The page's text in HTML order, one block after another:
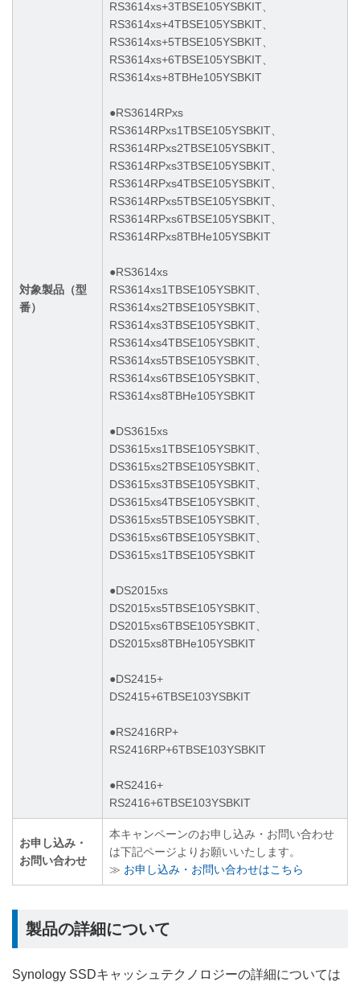
対象製品（型
番）
RS3614xs+3TBSE105YSBKIT、
RS3614xs+4TBSE105YSBKIT、
RS3614xs+5TBSE105YSBKIT、
RS3614xs+6TBSE105YSBKIT、
RS3614xs+8TBHe105YSBKIT
●RS3614RPxs
RS3614RPxs1TBSE105YSBKIT、
RS3614RPxs2TBSE105YSBKIT、
RS3614RPxs3TBSE105YSBKIT、
RS3614RPxs4TBSE105YSBKIT、
RS3614RPxs5TBSE105YSBKIT、
RS3614RPxs6TBSE105YSBKIT、
RS3614RPxs8TBHe105YSBKIT
●RS3614xs
RS3614xs1TBSE105YSBKIT、
RS3614xs2TBSE105YSBKIT、
RS3614xs3TBSE105YSBKIT、
RS3614xs4TBSE105YSBKIT、
RS3614xs5TBSE105YSBKIT、
RS3614xs6TBSE105YSBKIT、
RS3614xs8TBHe105YSBKIT
●DS3615xs
DS3615xs1TBSE105YSBKIT、
DS3615xs2TBSE105YSBKIT、
DS3615xs3TBSE105YSBKIT、
DS3615xs4TBSE105YSBKIT、
DS3615xs5TBSE105YSBKIT、
DS3615xs6TBSE105YSBKIT、
DS3615xs1TBSE105YSBKIT
●DS2015xs
DS2015xs5TBSE105YSBKIT、
DS2015xs6TBSE105YSBKIT、
DS2015xs8TBHe105YSBKIT
●DS2415+
DS2415+6TBSE103YSBKIT
●RS2416RP+
RS2416RP+6TBSE103YSBKIT
●RS2416+
RS2416+6TBSE103YSBKIT
お申し込み・
お問い合わせ
本キャンペーンのお申し込み・お問い合わせ
は下記ページよりお願いいたします。
≫ お申し込み・お問い合わせはこちら
製品の詳細について
Synology SSDキャッシュテクノロジーの詳細については